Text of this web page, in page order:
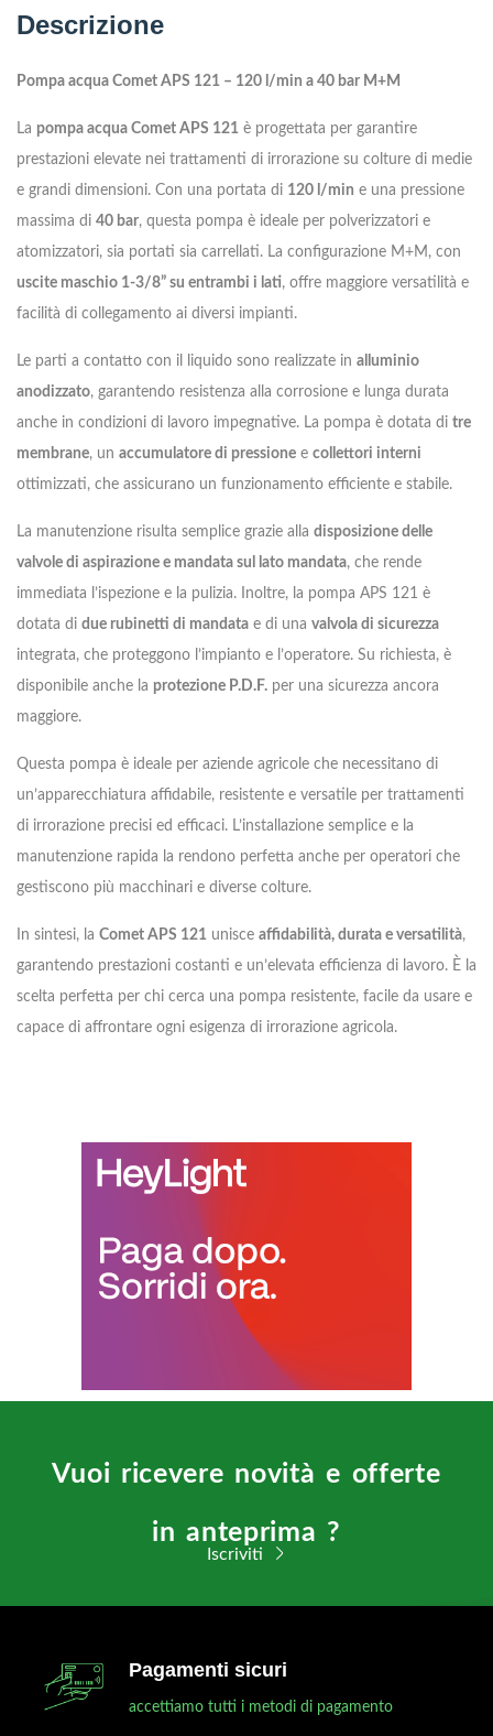
Descrizione
Pompa acqua Comet APS 121 – 120 l/min a 40 bar M+M
La pompa acqua Comet APS 121 è progettata per garantire
prestazioni elevate nei trattamenti di irrorazione su colture di medie
e grandi dimensioni. Con una portata di 120 l/min e una pressione
massima di 40 bar, questa pompa è ideale per polverizzatori e
atomizzatori, sia portati sia carrellati. La configurazione M+M, con
uscite maschio 1-3/8” su entrambi i lati, offre maggiore versatilità e
facilità di collegamento ai diversi impianti.
Le parti a contatto con il liquido sono realizzate in alluminio
anodizzato, garantendo resistenza alla corrosione e lunga durata
anche in condizioni di lavoro impegnative. La pompa è dotata di tre
membrane, un accumulatore di pressione e collettori interni
ottimizzati, che assicurano un funzionamento efficiente e stabile.
La manutenzione risulta semplice grazie alla disposizione delle
valvole di aspirazione e mandata sul lato mandata, che rende
immediata l’ispezione e la pulizia. Inoltre, la pompa APS 121 è
dotata di due rubinetti di mandata e di una valvola di sicurezza
integrata, che proteggono l’impianto e l’operatore. Su richiesta, è
disponibile anche la protezione P.D.F. per una sicurezza ancora
maggiore.
Questa pompa è ideale per aziende agricole che necessitano di
un’apparecchiatura affidabile, resistente e versatile per trattamenti
di irrorazione precisi ed efficaci. L’installazione semplice e la
manutenzione rapida la rendono perfetta anche per operatori che
gestiscono più macchinari e diverse colture.
In sintesi, la Comet APS 121 unisce affidabilità, durata e versatilità,
garantendo prestazioni costanti e un’elevata efficienza di lavoro. È la
scelta perfetta per chi cerca una pompa resistente, facile da usare e
capace di affrontare ogni esigenza di irrorazione agricola.
Vuoi ricevere novità e offerte
in anteprima ?
Iscriviti
Pagamenti sicuri
accettiamo tutti i metodi di pagamento